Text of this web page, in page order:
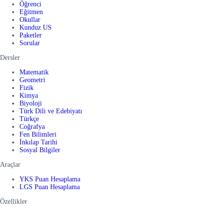
Öğrenci
Eğitmen
Okullar
Kunduz US
Paketler
Sorular
Dersler
Matematik
Geometri
Fizik
Kimya
Biyoloji
Türk Dili ve Edebiyatı
Türkçe
Coğrafya
Fen Bilimleri
İnkılap Tarihi
Sosyal Bilgiler
Araçlar
YKS Puan Hesaplama
LGS Puan Hesaplama
Özellikler